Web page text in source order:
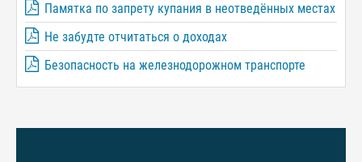
Памятка по запрету купания в неотведённых местах
Не забудте отчитаться о доходах
Безопасность на железнодорожном транспорте